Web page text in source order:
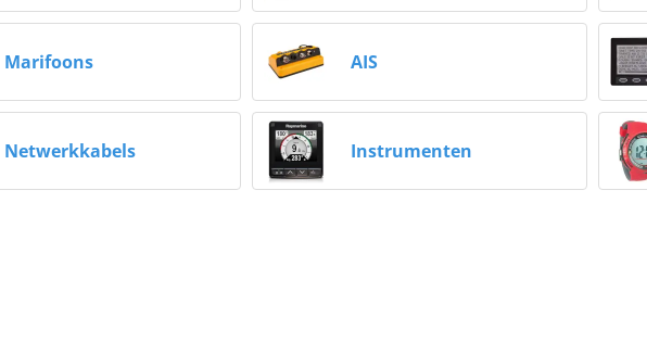
Marifoons AIS
Netwerkkabels Instrumenten